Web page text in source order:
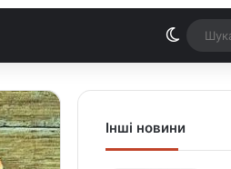
Switch
Інші новини